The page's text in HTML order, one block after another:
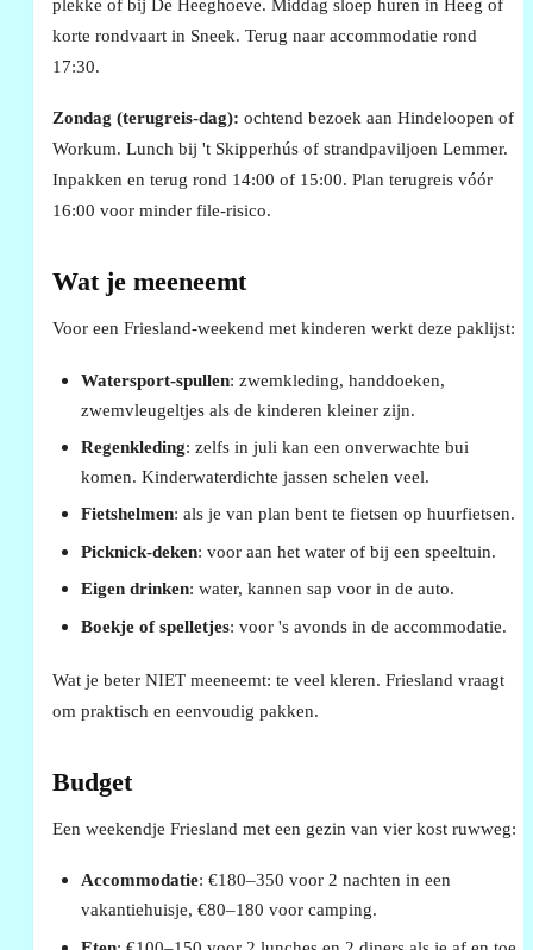
korte rondvaart in Sneek. Terug naar accommodatie rond
17:30.
Zondag (terugreis-dag): ochtend bezoek aan Hindeloopen of
Workum. Lunch bij 't Skipperhús of strandpaviljoen Lemmer.
Inpakken en terug rond 14:00 of 15:00. Plan terugreis vóór
16:00 voor minder file-risico.
Wat je meeneemt
Voor een Friesland-weekend met kinderen werkt deze paklijst:
Watersport-spullen: zwemkleding, handdoeken,
zwemvleugeltjes als de kinderen kleiner zijn.
Regenkleding: zelfs in juli kan een onverwachte bui
komen. Kinderwaterdichte jassen schelen veel.
Fietshelmen: als je van plan bent te fietsen op huurfietsen.
Picknick-deken: voor aan het water of bij een speeltuin.
Eigen drinken: water, kannen sap voor in de auto.
Boekje of spelletjes: voor 's avonds in de accommodatie.
Wat je beter NIET meeneemt: te veel kleren. Friesland vraagt
om praktisch en eenvoudig pakken.
Budget
Een weekendje Friesland met een gezin van vier kost ruwweg:
Accommodatie: €180–350 voor 2 nachten in een
vakantiehuisje, €80–180 voor camping.